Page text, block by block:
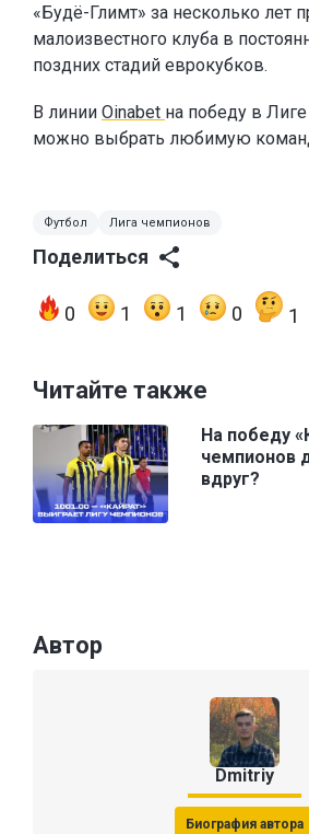
«Будё-Глимт» за несколько лет
малоизвестного клуба в
поздних стадий еврокубков.
В линии Oinabet на победу в
можно выбрать любимую
Футбол Лига чемпионов
Поделиться
0 1 1 0 1
Читайте также
На победу
чемпионов
вдруг?
Автор
Dmitriy
Биография автора